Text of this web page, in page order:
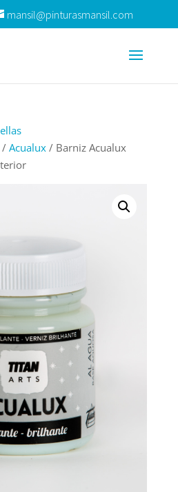
mansil@pinturasmansil.com
Acualux/ Barniz Acualux